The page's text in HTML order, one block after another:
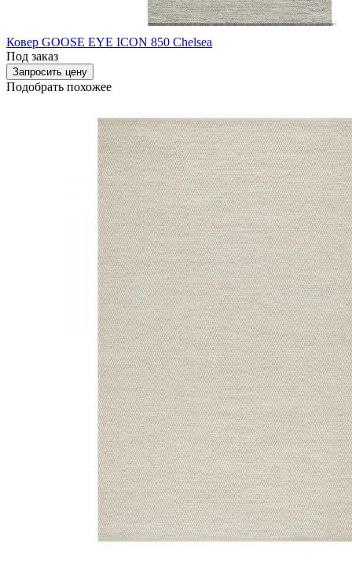
Ковер GOOSE EYE ICON 850 Chelsea
Под заказ
Запросить цену
Подобрать похожее